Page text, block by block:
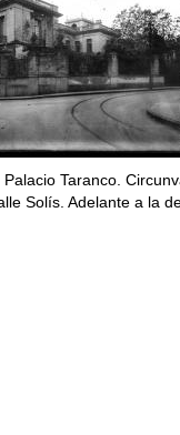
Palacio Taranco.
Solís. Adelante a la